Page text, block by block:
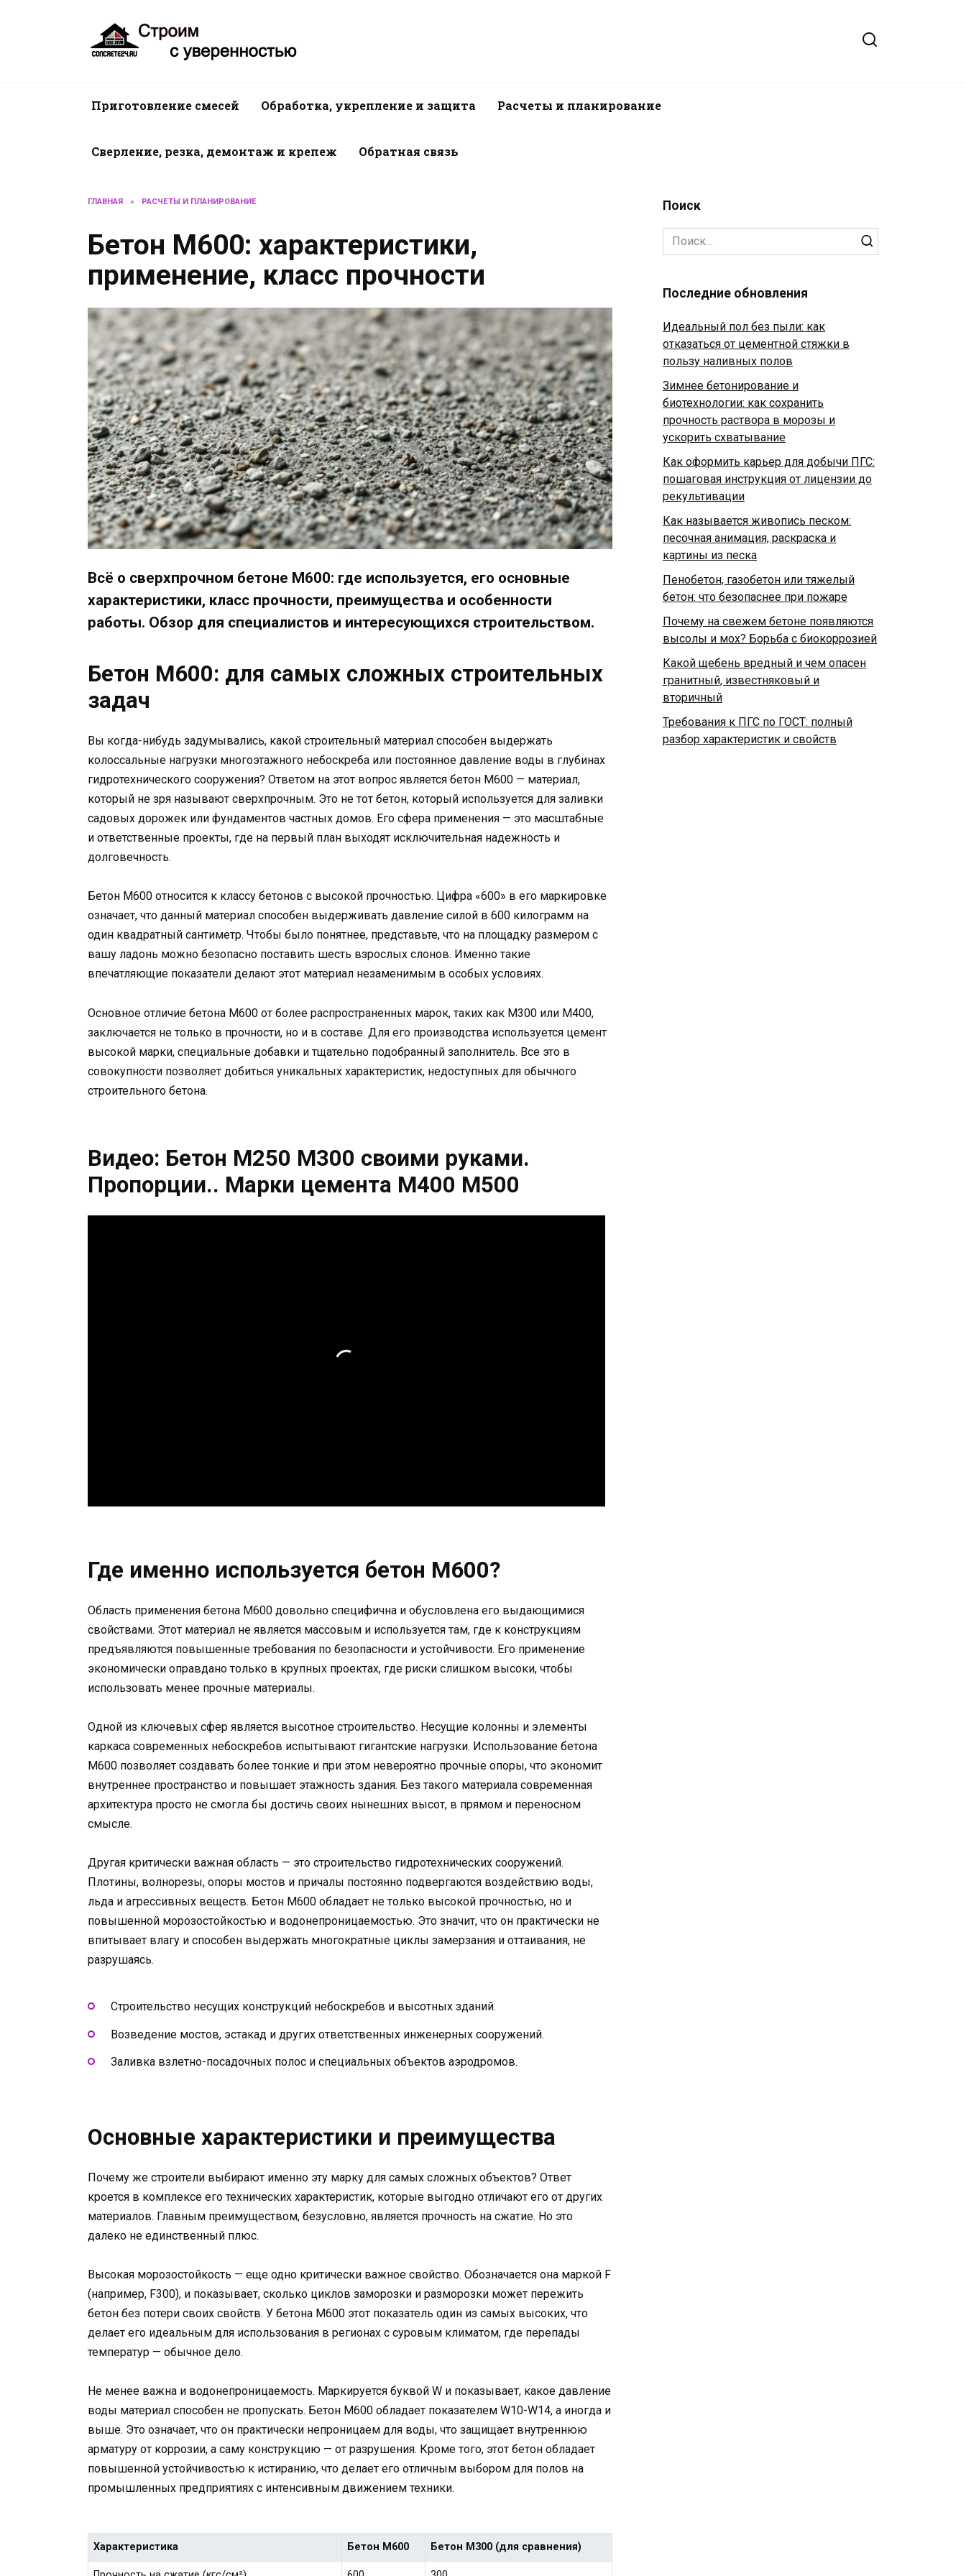
Приготовление смесей Обработка, укрепление и защита Расчеты и планирование
Сверление, резка, демонтаж и крепеж Обратная связь
ГЛАВНАЯ » РАСЧЕТЫ И ПЛАНИРОВАНИЕ
Бетон М600: характеристики,
применение, класс прочности
Всё о сверхпрочном бетоне М600: где используется, его основные
характеристики, класс прочности, преимущества и особенности
работы. Обзор для специалистов и интересующихся строительством.
Бетон М600: для самых сложных строительных
задач
Вы когда-нибудь задумывались, какой строительный материал способен выдержать
колоссальные нагрузки многоэтажного небоскреба или постоянное давление воды в глубинах
гидротехнического сооружения? Ответом на этот вопрос является бетон М600 — материал,
который не зря называют сверхпрочным. Это не тот бетон, который используется для заливки
садовых дорожек или фундаментов частных домов. Его сфера применения — это масштабные
и ответственные проекты, где на первый план выходят исключительная надежность и
долговечность.
Бетон М600 относится к классу бетонов с высокой прочностью. Цифра «600» в его маркировке
означает, что данный материал способен выдерживать давление силой в 600 килограмм на
один квадратный сантиметр. Чтобы было понятнее, представьте, что на площадку размером с
вашу ладонь можно безопасно поставить шесть взрослых слонов. Именно такие
впечатляющие показатели делают этот материал незаменимым в особых условиях.
Основное отличие бетона М600 от более распространенных марок, таких как М300 или М400,
заключается не только в прочности, но и в составе. Для его производства используется цемент
высокой марки, специальные добавки и тщательно подобранный заполнитель. Все это в
совокупности позволяет добиться уникальных характеристик, недоступных для обычного
строительного бетона.
Видео: Бетон М250 М300 своими руками.
Пропорции.. Марки цемента М400 М500
Где именно используется бетон М600?
Область применения бетона М600 довольно специфична и обусловлена его выдающимися
свойствами. Этот материал не является массовым и используется там, где к конструкциям
предъявляются повышенные требования по безопасности и устойчивости. Его применение
экономически оправдано только в крупных проектах, где риски слишком высоки, чтобы
использовать менее прочные материалы.
Одной из ключевых сфер является высотное строительство. Несущие колонны и элементы
каркаса современных небоскребов испытывают гигантские нагрузки. Использование бетона
М600 позволяет создавать более тонкие и при этом невероятно прочные опоры, что экономит
внутреннее пространство и повышает этажность здания. Без такого материала современная
архитектура просто не смогла бы достичь своих нынешних высот, в прямом и переносном
смысле.
Другая критически важная область — это строительство гидротехнических сооружений.
Плотины, волнорезы, опоры мостов и причалы постоянно подвергаются воздействию воды,
льда и агрессивных веществ. Бетон М600 обладает не только высокой прочностью, но и
повышенной морозостойкостью и водонепроницаемостью. Это значит, что он практически не
впитывает влагу и способен выдержать многократные циклы замерзания и оттаивания, не
разрушаясь.
Строительство несущих конструкций небоскребов и высотных зданий.
Возведение мостов, эстакад и других ответственных инженерных сооружений.
Заливка взлетно-посадочных полос и специальных объектов аэродромов.
Основные характеристики и преимущества
Почему же строители выбирают именно эту марку для самых сложных объектов? Ответ
кроется в комплексе его технических характеристик, которые выгодно отличают его от других
материалов. Главным преимуществом, безусловно, является прочность на сжатие. Но это
далеко не единственный плюс.
Высокая морозостойкость — еще одно критически важное свойство. Обозначается она маркой F
(например, F300), и показывает, сколько циклов заморозки и разморозки может пережить
бетон без потери своих свойств. У бетона М600 этот показатель один из самых высоких, что
делает его идеальным для использования в регионах с суровым климатом, где перепады
температур — обычное дело.
Не менее важна и водонепроницаемость. Маркируется буквой W и показывает, какое давление
воды материал способен не пропускать. Бетон М600 обладает показателем W10-W14, а иногда и
выше. Это означает, что он практически непроницаем для воды, что защищает внутреннюю
арматуру от коррозии, а саму конструкцию — от разрушения. Кроме того, этот бетон обладает
повышенной устойчивостью к истиранию, что делает его отличным выбором для полов на
промышленных предприятиях с интенсивным движением техники.
Характеристика Бетон М600 Бетон М300 (для сравнения)
Поиск
Search
for:
Последние обновления
Идеальный пол без пыли: как
отказаться от цементной стяжки в
пользу наливных полов
Зимнее бетонирование и
биотехнологии: как сохранить
прочность раствора в морозы и
ускорить схватывание
Как оформить карьер для добычи ПГС:
пошаговая инструкция от лицензии до
рекультивации
Как называется живопись песком:
песочная анимация, раскраска и
картины из песка
Пенобетон, газобетон или тяжелый
бетон: что безопаснее при пожаре
Почему на свежем бетоне появляются
высолы и мох? Борьба с биокоррозией
Какой щебень вредный и чем опасен
гранитный, известняковый и
вторичный
Требования к ПГС по ГОСТ: полный
разбор характеристик и свойств